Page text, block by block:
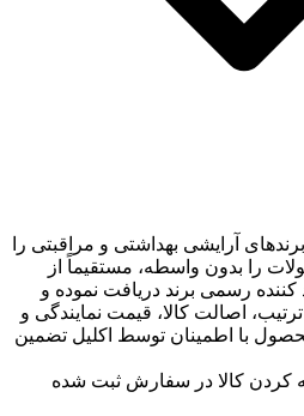
آرایشی بهداشتی و مراقبتی را
را بدون واسطه، مستقیماً از
کننده رسمی برند دریافت نموده و
اصالت کالا، قیمت نمایندگی و
با اطمینان توسط اکلیل تضمین
کردن کالا در سفارش ثبت شده